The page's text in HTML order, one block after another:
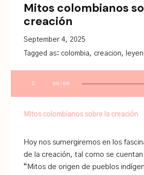
Mitos colombianos
creación
September 4, 2025
Tagged as: colombia, creacion,
00:00
Mitos colombianos sobre la creación
Hoy nos sumergiremos en los
de la creación, tal como se
“Mitos de origen de pueblos